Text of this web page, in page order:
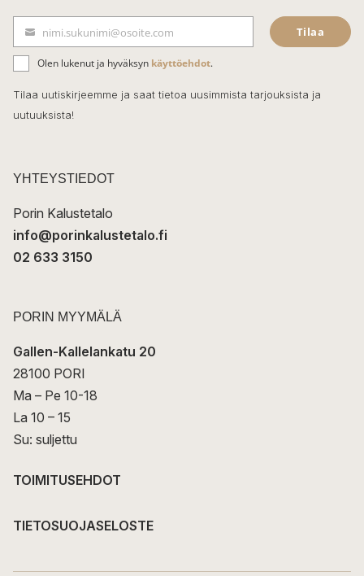
e
b
o
o
k
ä
h
k
t
nimi.sukunimi@osoite.com Tilaa
Olen lukenut ja hyväksyn käyttöehdot.
Tilaa uutiskirjeemme ja saat tietoa uusimmista tarjouksista ja
uutuuksista!
YHTEYSTIEDOT
Porin Kalustetalo
info@porinkalustetalo.fi
02 633 3150
PORIN MYYMÄLÄ
Gallen-Kallelankatu 20
28100 PORI
Ma – Pe 10-18
La 10 – 15
Su: suljettu
TOIMITUSEHDOT
TIETOSUOJASELOSTE